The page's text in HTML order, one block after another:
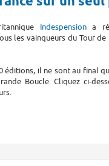
Indespensiona
les vainqueurs du Tour
éditions, il ne sont au final
Boucle. Cliquez ci-